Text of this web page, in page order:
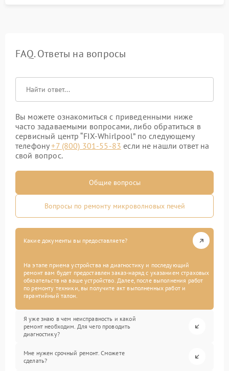
FAQ. Ответы на вопросы
Вы можете ознакомиться с приведенными ниже
часто задаваемыми вопросами, либо обратиться в
сервисный центр “FIX-Whirlpool” по следующему
телефону+7 (800) 301-55-83 если не нашли ответ на
свой вопрос.
Общие вопросы
Вопросы по ремонту микроволновых печей
Какие документы вы предоставляете?
На этапе приема устройства на диагностику и последующий
ремонт вам будет предоставлен заказ-наряд с указанием страховых
обязательств на ваше устройство. Далее, после выполнения работ
по ремонту техники, вы получите акт выполненных работ и
гарантийный талон.
Я уже знаю в чем неисправность и какой
ремонт необходим. Для чего проводить
диагностику?
Мне нужен срочный ремонт. Сможете
сделать?